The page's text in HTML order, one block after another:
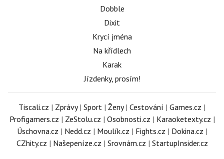
Dobble
Dixit
Krycí jména
Na křídlech
Karak
Jízdenky, prosím!
Tiscali.cz | Zprávy| Sport | Ženy| Cestování | Games.cz |
Profigamers.cz | ZeStolu.cz | Osobnosti.cz | Karaoketexty.cz |
Úschovna.cz | Nedd.cz | Moulík.cz | Fights.cz | Dokina.cz |
CZhity.cz | Našepeníze.cz | Srovnám.cz | StartupInsider.cz